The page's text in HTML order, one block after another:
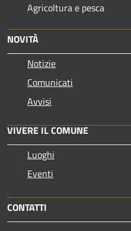
Agricoltura e pesca
NOVITÀ
Notizie
Comunicati
Avvisi
VIVERE IL COMUNE
Luoghi
Eventi
CONTATTI